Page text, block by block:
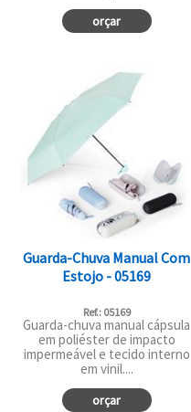
orçar
Guarda-Chuva Manual Com
Estojo - 05169
Ref.: 05169
Guarda-chuva manual cápsula
em poliéster de impacto
impermeável e tecido interno
em vinil....
orçar